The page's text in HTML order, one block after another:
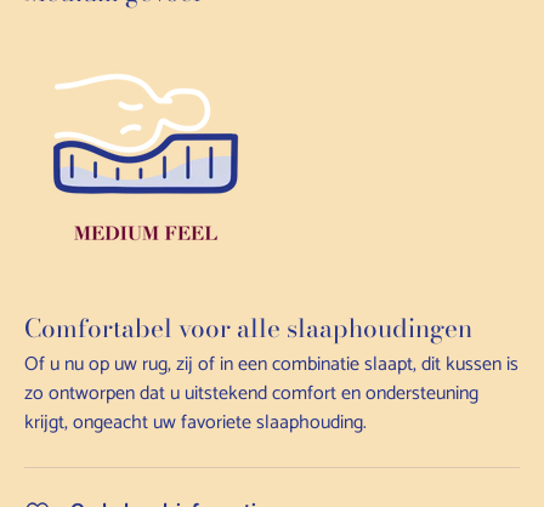
Comfortabel voor alle slaaphoudingen
Of u nu op uw rug, zij of in een combinatie slaapt, dit kussen is
zo ontworpen dat u uitstekend comfort en ondersteuning
krijgt, ongeacht uw favoriete slaaphouding.